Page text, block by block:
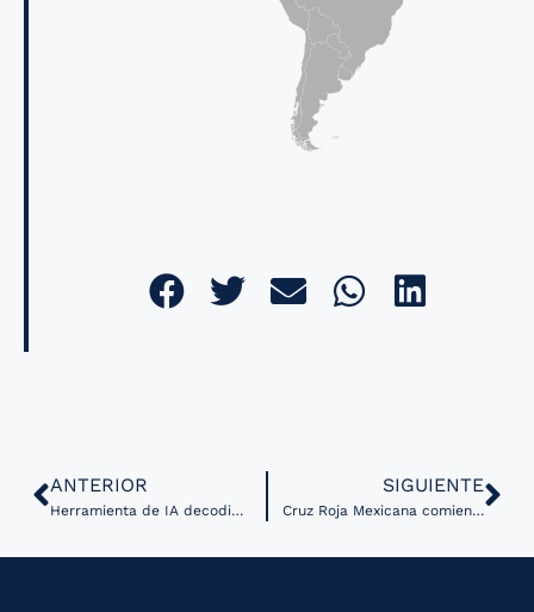
ANTERIOR
Herramienta de IA decodifica genoma del cáncer cerebral en tiempo real durante cirugía
SIGUIENTE
Cruz Roja Mexicana comienza programa de salud a distancia en Veracruz